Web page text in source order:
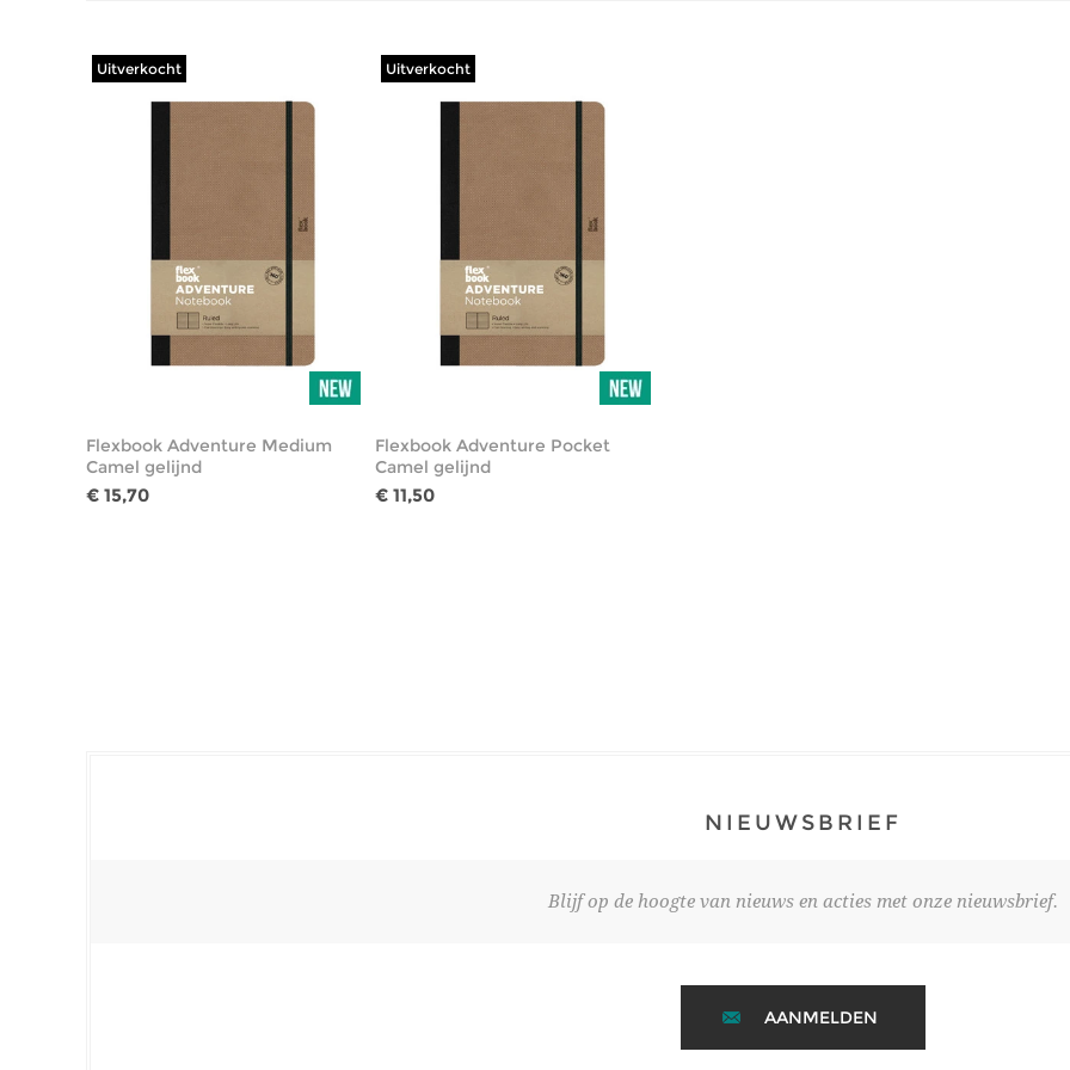
Uitverkocht
Flexbook Adventure Medium
Camel gelijnd
€ 15,70
Uitverkocht
Flexbook Adventure Pocket
Camel gelijnd
€ 11,50
NIEUWSBRIEF
Blijf op de hoogte van nieuws en acties met onze nieuwsbrief.
AANMELDEN